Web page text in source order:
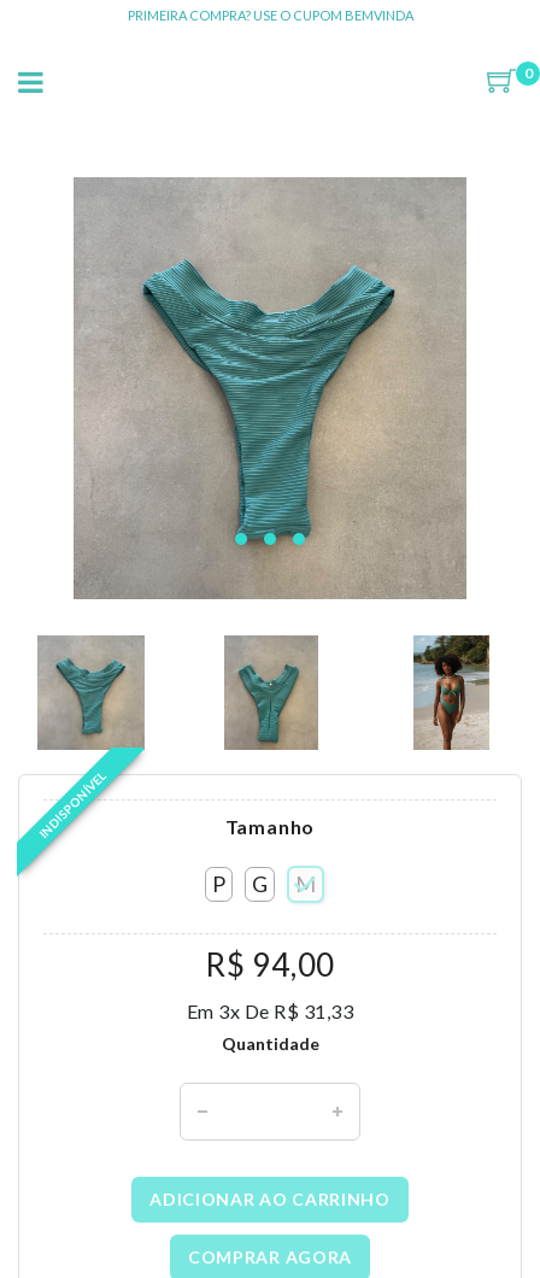
PRIMEIRA COMPRA? USE O CUPOM BEMVINDA
0
INDISPONÍVEL Tamanho
P G M
R$ 94,00
Em 3x De R$ 31,33
Quantidade
ADICIONAR AO CARRINHO
COMPRAR AGORA